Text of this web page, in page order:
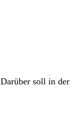
soll in der